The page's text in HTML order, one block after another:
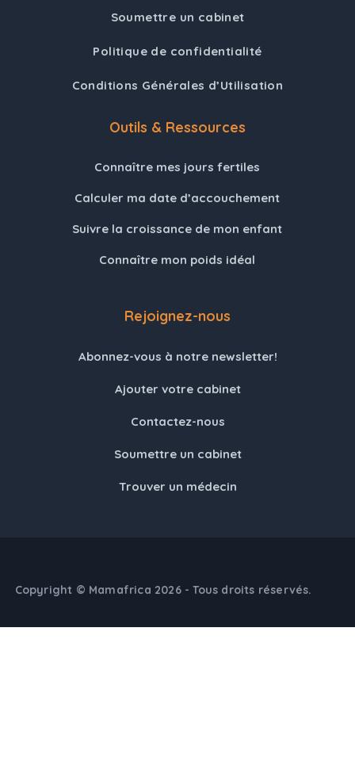
Soumettre un cabinet
Politique de confidentialité
Conditions Générales d’Utilisation
Outils & Ressources
Connaître mes jours fertiles
Calculer ma date d’accouchement
Suivre la croissance de mon enfant
Connaître mon poids idéal
Rejoignez-nous
Abonnez-vous à notre newsletter!
Ajouter votre cabinet
Contactez-nous
Soumettre un cabinet
Trouver un médecin
Copyright © Mamafrica 2026 - Tous droits réservés.